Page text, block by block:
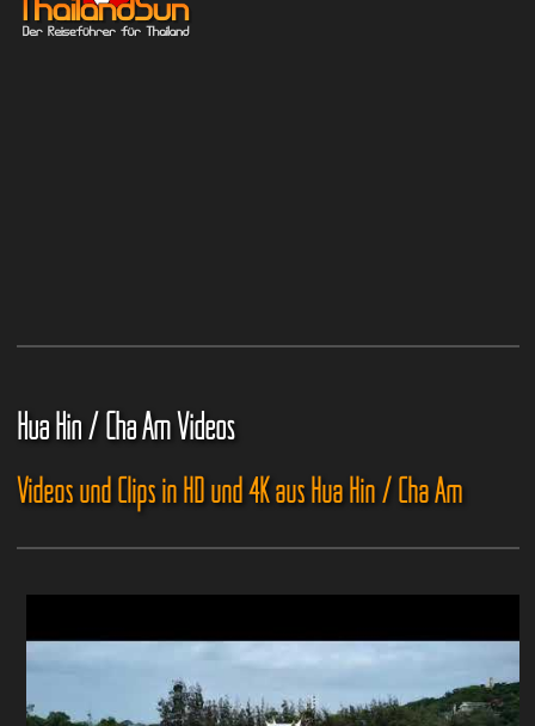
Hua Hin / Cha Am Videos
Videos und Clips in HD und 4K aus Hua Hin / Cha Am